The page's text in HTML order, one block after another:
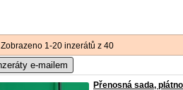
Zobrazeno 1-20 inzerátů z 40
e-mailem
Přenosná sada,